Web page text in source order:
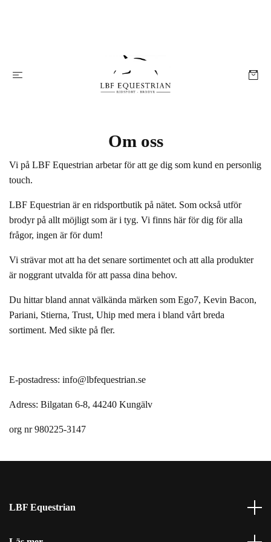
Om oss
Vi på LBF Equestrian arbetar för att ge dig som kund en personlig
touch.
LBF Equestrian är en ridsportbutik på nätet. Som också utför
brodyr på allt möjligt som är i tyg. Vi finns här för dig för alla
frågor, ingen är för dum!
Vi strävar mot att ha det senare sortimentet och att alla produkter
är noggrant utvalda för att passa dina behov.
Du hittar bland annat välkända märken som Ego7, Kevin Bacon,
Pariani, Stierna, Trust, Uhip med mera i bland vårt breda
sortiment. Med sikte på fler.
E-postadress: info@lbfequestrian.se
Adress: Bilgatan 6-8, 44240 Kungälv
org nr 980225-3147
LBF Equestrian